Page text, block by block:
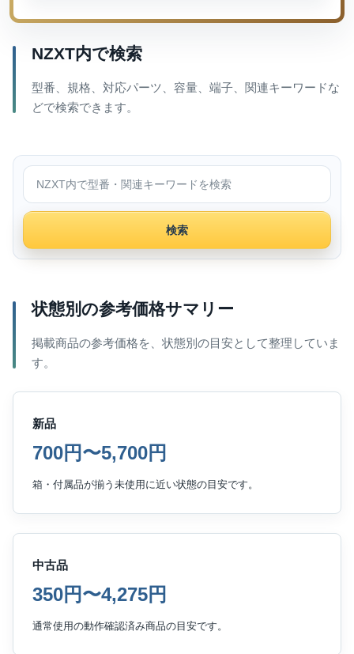
NZXT内で検索
型番、規格、対応パーツ、容量、端子、関連キーワードな
どで検索できます。
NZXT内で検索
検索
状態別の参考価格サマリー
掲載商品の参考価格を、状態別の目安として整理していま
す。
新品
700円〜5,700円
箱・付属品が揃う未使用に近い状態の目安です。
中古品
350円〜4,275円
通常使用の動作確認済み商品の目安です。